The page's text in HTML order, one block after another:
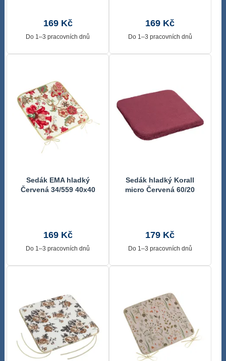
169 Kč
Do 1–3 pracovních dnů
169 Kč
Do 1–3 pracovních dnů
Sedák EMA hladký
Červená 34/559 40x40
169 Kč
Do 1–3 pracovních dnů
Sedák hladký Korall
micro Červená 60/20
179 Kč
Do 1–3 pracovních dnů